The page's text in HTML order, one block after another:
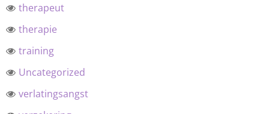
therapeut
therapie
training
Uncategorized
verlatingsangst